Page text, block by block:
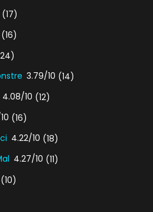
(17)
(16)
3.79/10 (14)
4.08/10 (12)
(16)
4.22/10 (18)
4.27/10 (11)
(10)